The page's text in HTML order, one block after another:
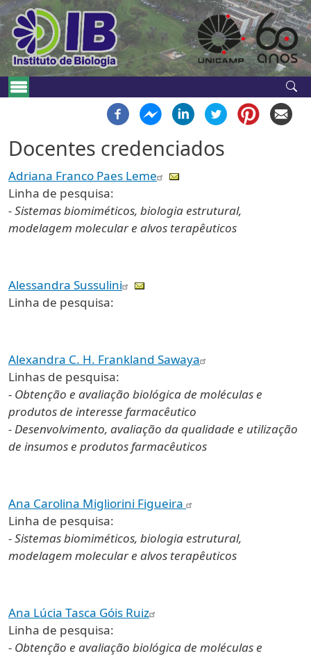
Pular para o conteúdo principal
Navegação principal
Docentes credenciados
Adriana Franco Paes Leme
Linha de pesquisa:
- Sistemas biomiméticos, biologia estrutural,
modelagem molecular e alvos terapêuticos
Alessandra Sussulini
Linha de pesquisa:
Alexandra C. H. Frankland Sawaya
Linhas de pesquisa:
- Obtenção e avaliação biológica de moléculas e
produtos de interesse farmacêutico
- Desenvolvimento, avaliação da qualidade e utilização
de insumos e produtos farmacêuticos
Ana Carolina Migliorini Figueira
Linha de pesquisa:
- Sistemas biomiméticos, biologia estrutural,
modelagem molecular e alvos terapêuticos
Ana Lúcia Tasca Góis Ruiz
Linha de pesquisa:
- Obtenção e avaliação biológica de moléculas e